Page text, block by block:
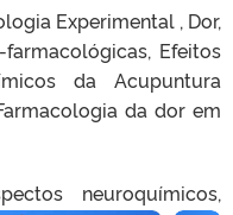
Experimental , Dor,
Efeitos
da Acupuntura
da dor em
neuroquímicos,